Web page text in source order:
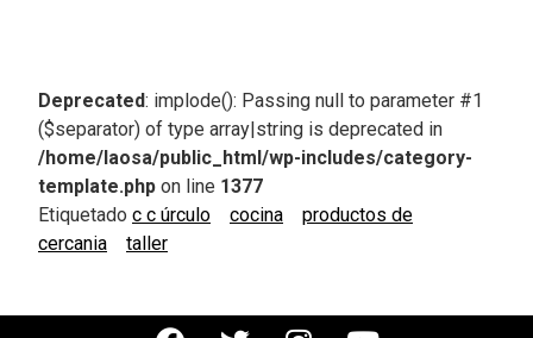
Deprecated: implode(): Passing null to parameter #1
($separator) of type array|string is deprecated in
/home/laosa/public_html/wp-includes/category-
template.php on line 1377
Etiquetado c c úrculo cocina
productos de
cercania
taller